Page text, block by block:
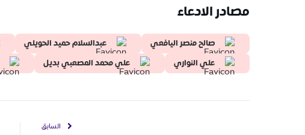
مصادر الادعاء
صالح منصر اليافعي عبدالسلام حميد الحويلي
علي النواري
علي محمد المصعبي بديل
السابق